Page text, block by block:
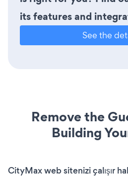
its features and
See the
Remove the
Building
CityMax web sitenizi çalışır